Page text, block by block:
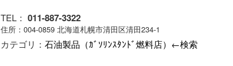
TEL： 011-887-3322
住所：004-0859 北海道札幌市清田区清田234-1
カテゴリ： 石油製品（ｶﾞｿﾘﾝｽﾀﾝﾄﾞ燃料店）←検索